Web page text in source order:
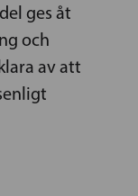
ges åt
och
av att